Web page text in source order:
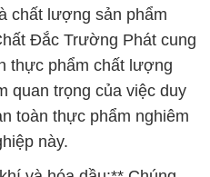
toàn thực phẩm nghiêm
này.
và hóa dầu:** Chúng
hóa chất cần thiết cho
vận hành trong ngành
của chúng tôi đảm
các quy trình phức tạp